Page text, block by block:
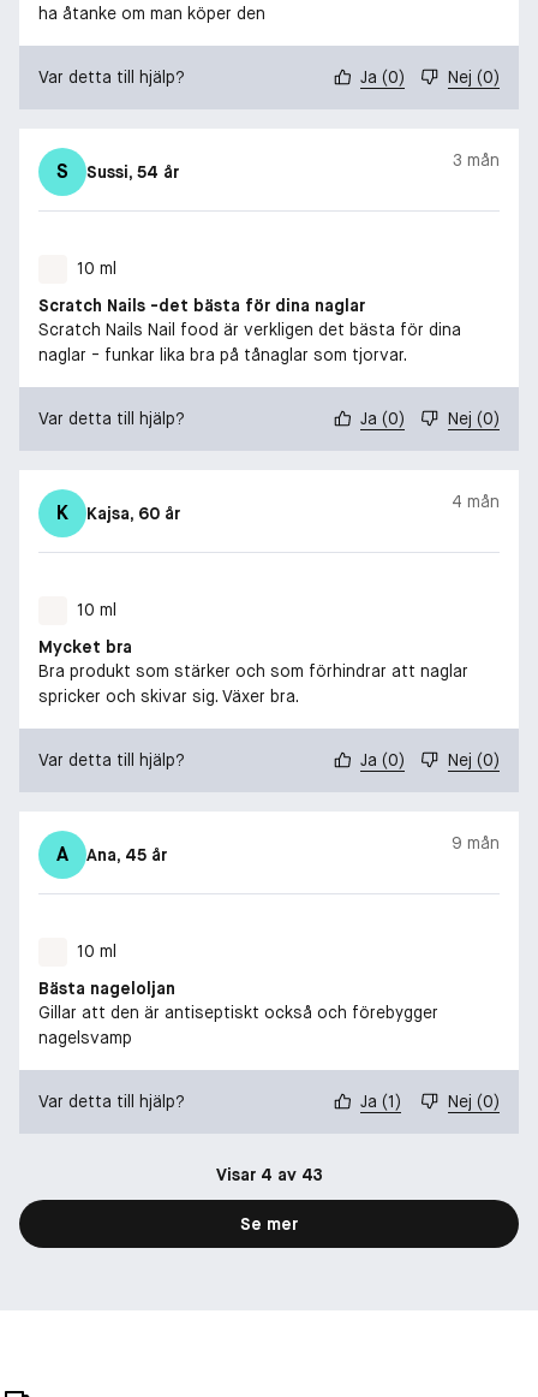
ha åtanke om man köper den
Var detta till hjälp? Ja (0) Nej (0)
S Sussi, 54 år
3 mån
10 ml
Scratch Nails -det bästa för dina naglar
Scratch Nails Nail food är verkligen det bästa för dina
naglar - funkar lika bra på tånaglar som tjorvar.
Var detta till hjälp? Ja (0) Nej (0)
K Kajsa, 60 år
4 mån
10 ml
Mycket bra
Bra produkt som stärker och som förhindrar att naglar
spricker och skivar sig. Växer bra.
Var detta till hjälp? Ja (0) Nej (0)
A Ana, 45 år
9 mån
10 ml
Bästa nageloljan
Gillar att den är antiseptiskt också och förebygger
nagelsvamp
Var detta till hjälp? Ja (1) Nej (0)
Visar 4 av 43
Se mer